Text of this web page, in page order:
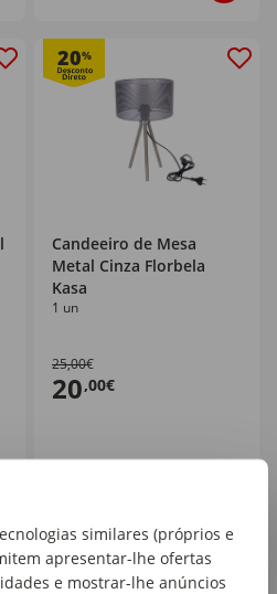
similares (próprios e
apresentar-lhe ofertas
e mostrar-lhe anúncios
20%
Candeeiro de Mesa
Metal Cinza Florbela
Kasa
1 un
25,00€
20,00€
25